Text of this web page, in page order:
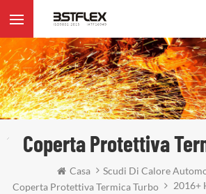
Coperta Protettiva
Casa
Scudi Di Calore
Coperta Protettiva Termica Turbo
2016+